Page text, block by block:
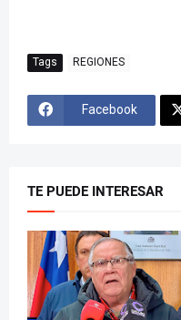
Tags REGIONES
Facebook
TE PUEDE INTERESAR